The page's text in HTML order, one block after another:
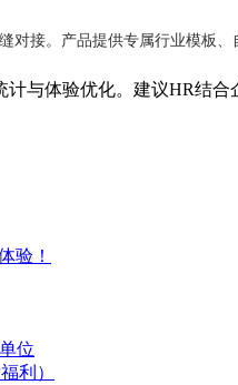
接。产品提供专属行业模板
与体验优化。建议HR结
验！
位
利）